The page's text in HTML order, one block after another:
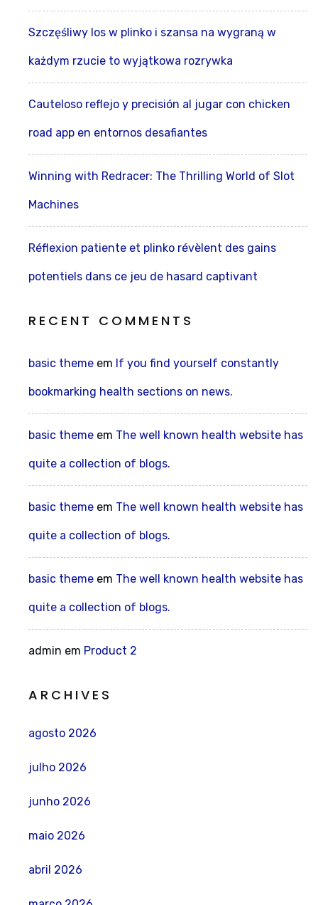
Szczęśliwy los w plinko i szansa na wygraną w
każdym rzucie to wyjątkowa rozrywka
Cauteloso reflejo y precisión al jugar con chicken
road app en entornos desafiantes
Winning with Redracer: The Thrilling World of Slot
Machines
Réflexion patiente et plinko révèlent des gains
potentiels dans ce jeu de hasard captivant
RECENT COMMENTS
basic theme em If you find yourself constantly
bookmarking health sections on news.
basic theme em The well known health website has
quite a collection of blogs.
basic theme em The well known health website has
quite a collection of blogs.
basic theme em The well known health website has
quite a collection of blogs.
admin em Product 2
ARCHIVES
agosto 2026
julho 2026
junho 2026
maio 2026
abril 2026